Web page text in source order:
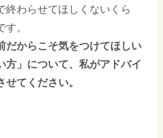
終わらせてほしくないくら
。
だからこそ気をつけてほしい
方」について、私がアドバイ
てください。